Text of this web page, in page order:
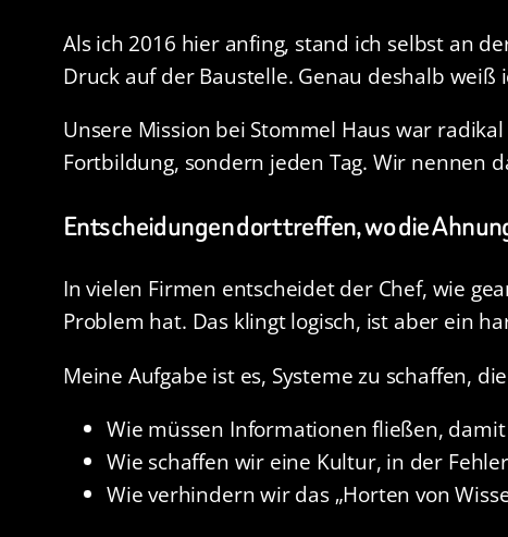
Als ich 2016 hier anfing, stand ich selbst an
Druck auf der Baustelle. Genau deshalb
Unsere Mission bei Stommel Haus war
Fortbildung, sondern jeden Tag. Wir nennen
Entscheidungen dort treffen, wo die
In vielen Firmen entscheidet der Chef, wie
Problem hat. Das klingt logisch, ist aber ein
Meine Aufgabe ist es, Systeme zu schaffen,
Wie müssen Informationen fließen,
Wie schaffen wir eine Kultur, in der
Wie verhindern wir das „Horten von